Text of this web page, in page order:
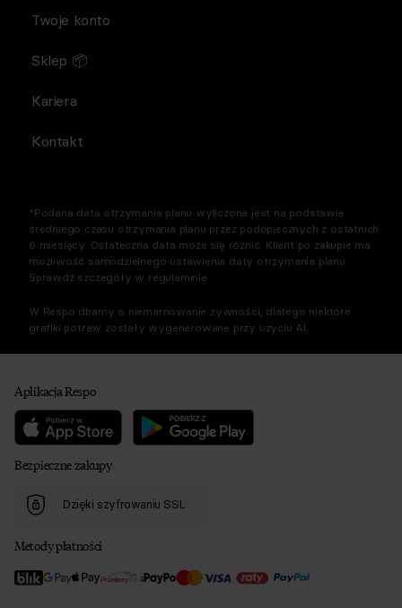
Twoje konto
Sklep 📦
Kariera
Kontakt
*Podana data otrzymania planu wyliczona jest na podstawie
średniego czasu otrzymania planu przez podopiecznych z ostatnich
6 miesięcy. Ostateczna data może się różnić. Klient po zakupie ma
możliwość samodzielnego ustawienia daty otrzymania planu.
Sprawdź szczegóły w regulaminie.
W Respo dbamy o niemarnowanie żywności, dlatego niektóre
grafiki potraw zostały wygenerowane przy użyciu AI.
Aplikacja Respo
Bezpieczne zakupy
Dzięki szyfrowaniu SSL
Metody płatności